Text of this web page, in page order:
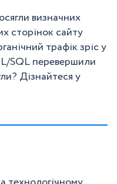
визначних
сторінок сайту
трафік зріс у
SQL перевершили
Дізнайтеся у